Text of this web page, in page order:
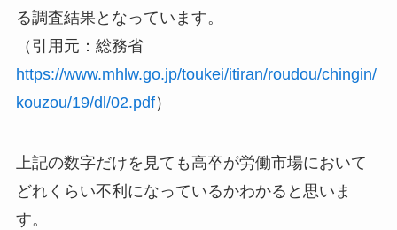
る調査結果となっています。
（引用元：総務省
https://www.mhlw.go.jp/toukei/itiran/roudou/chingin/
kouzou/19/dl/02.pdf）
上記の数字だけを見ても高卒が労働市場において
どれくらい不利になっているかわかると思いま
す。